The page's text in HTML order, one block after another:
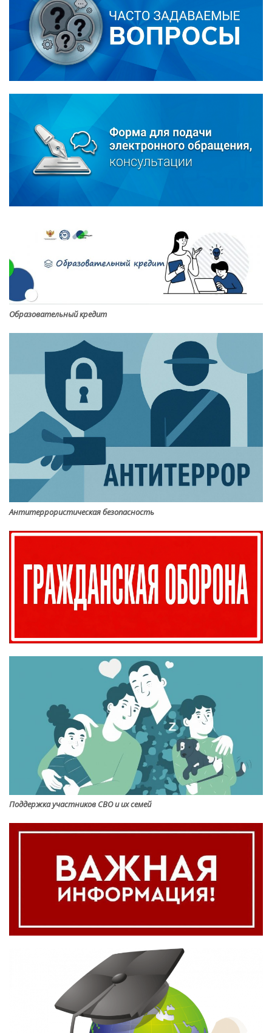
Образовательный кредит
Антитеррористическая безопасность
Поддержка участников СВО и их семей